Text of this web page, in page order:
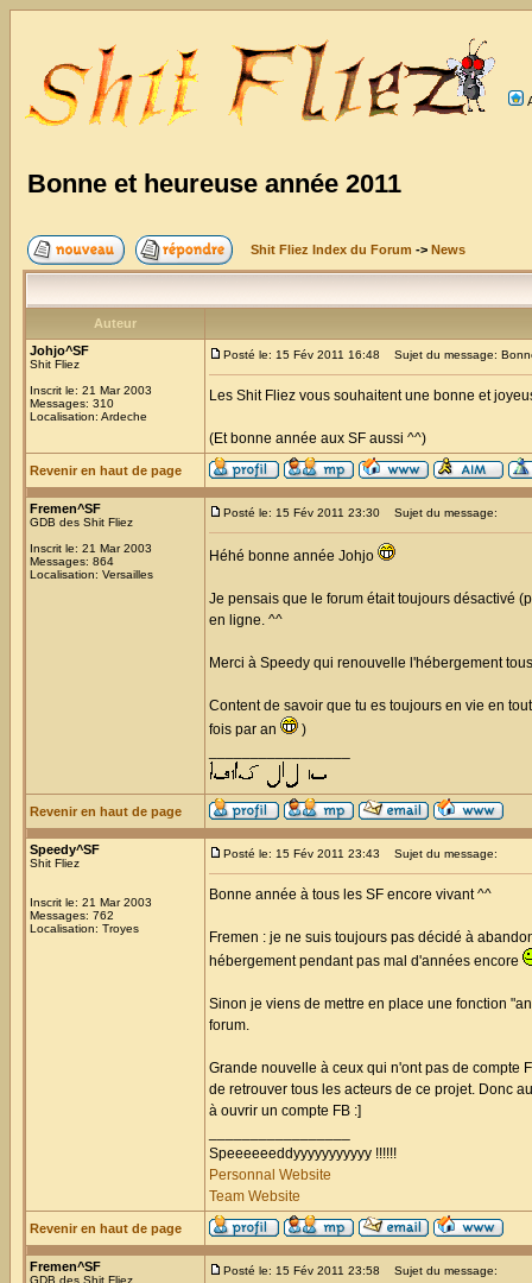
Bonne et heureuse année 2011
Shit Fliez Index du Forum -> News
Auteur
Johjo^SF
Shit Fliez
Inscrit le: 21 Mar 2003
Messages: 310
Localisation: Ardeche
Posté le: 15 Fév 2011 16:48 Sujet du message:
Les Shit Fliez vous souhaitent une bonne et
(Et bonne année aux SF aussi ^^)
Revenir en haut de page
Fremen^SF
GDB des Shit Fliez
Inscrit le: 21 Mar 2003
Messages: 864
Localisation: Versailles
Posté le: 15 Fév 2011 23:30 Sujet du message:
Héhé bonne année Johjo
Je pensais que le forum était toujours désactivé
en ligne. ^^
Merci à Speedy qui renouvelle l'hébergement
Content de savoir que tu es toujours en vie en
fois par an
)
Revenir en haut de page
Speedy^SF
Shit Fliez
Inscrit le: 21 Mar 2003
Messages: 762
Localisation: Troyes
Posté le: 15 Fév 2011 23:43 Sujet du message:
Bonne année à tous les SF encore vivant ^^
Fremen : je ne suis toujours pas décidé à
hébergement pendant pas mal d'années encore
Sinon je viens de mettre en place une fonction
forum.
Grande nouvelle à ceux qui n'ont pas de compte
de retrouver tous les acteurs de ce projet. Donc
à ouvrir un compte FB :]
Speeeeeeddyyyyyyyyyyy !!!!!!
Personnal Website
Team Website
Revenir en haut de page
Fremen^SF
GDB des Shit Fliez
Posté le: 15 Fév 2011 23:58 Sujet du message: